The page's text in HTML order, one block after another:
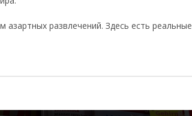
развлечений. Здесь есть реальные